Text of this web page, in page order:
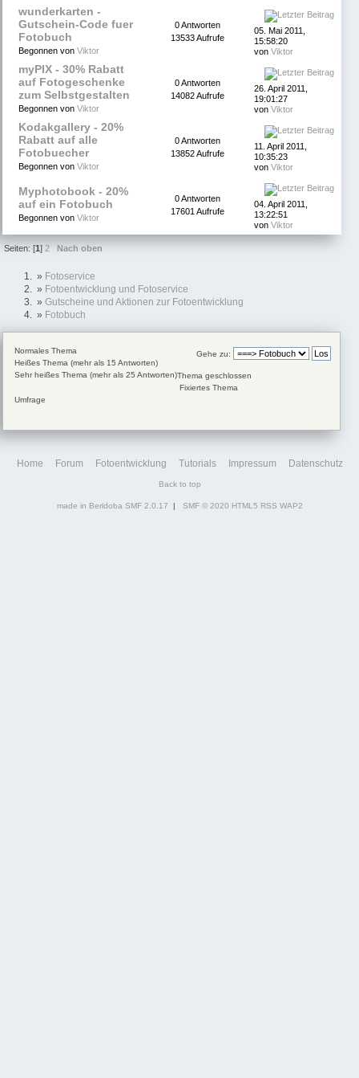
wunderkarten -
Gutschein-Code fuer
Fotobuch
Begonnen von Viktor
0 Antworten
13533 Aufrufe
05. Mai 2011,
15:58:20
von Viktor
myPIX - 30% Rabatt
auf Fotogeschenke
zum Selbstgestalten
Begonnen von Viktor
0 Antworten
14082 Aufrufe
26. April 2011,
19:01:27
von Viktor
Kodakgallery - 20%
Rabatt auf alle
Fotobuecher
Begonnen von Viktor
0 Antworten
13852 Aufrufe
11. April 2011,
10:35:23
von Viktor
Myphotobook - 20%
auf ein Fotobuch
Begonnen von Viktor
0 Antworten
17601 Aufrufe
04. April 2011,
13:22:51
von Viktor
Seiten: [1]2 Nach oben
» Fotoservice
» Fotoentwicklung und Fotoservice
» Gutscheine und Aktionen zur Fotoentwicklung
» Fotobuch
Gehe zu:
Normales Thema
Heißes Thema (mehr als 15 Antworten)
Sehr heißes Thema (mehr als 25 Antworten)Thema geschlossen
Fixiertes Thema
Umfrage
Home Forum Fotoentwicklung Tutorials Impressum Datenschutz
Back to top
made in Berldoba SMF 2.0.17 | SMF © 2020 HTML5 RSS WAP2